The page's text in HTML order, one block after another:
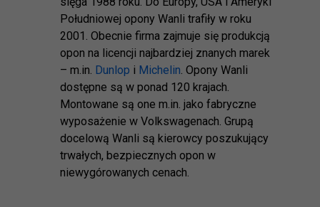
Południowej opony Wanli trafiły w roku
2001. Obecnie firma zajmuje się produkcją
opon na licencji najbardziej znanych marek
– m.in. Dunlop i Michelin. Opony Wanli
dostępne są w ponad 120 krajach.
Montowane są one m.in. jako fabryczne
wyposażenie w Volkswagenach. Grupą
docelową Wanli są kierowcy poszukujący
trwałych, bezpiecznych opon w
niewygórowanych cenach.